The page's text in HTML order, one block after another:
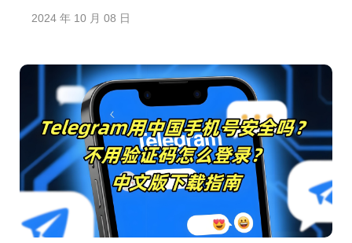
2024 年 10 月 08 日